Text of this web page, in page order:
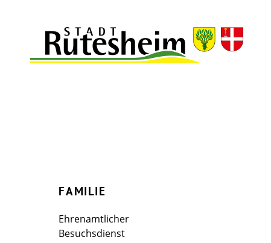
FAMILIE
Ehrenamtlicher
Besuchsdienst